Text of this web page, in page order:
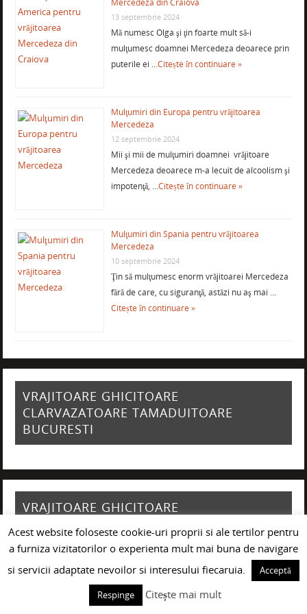
13 septembrie 2024
Mă numesc Olga şi ţin foarte mult să-i
mulţumesc doamnei Mercedeza deoarece prin
puterile ei …Citește în continuare »
Mulţumiri din Europa pentru vrăjitoarea
Mercedeza
12 septembrie 2024
Mii şi mii de mulţumiri doamnei vrăjitoare
Mercedeza deoarece m-a lecuit de alcoolism şi
impotenţă, …Citește în continuare »
Mulţumiri din Spania pentru vrăjitoarea
Mercedeza
10 septembrie 2024
Ţin să mulţumesc enorm vrăjitoarei Mercedeza
fără de care, cu siguranţă, astăzi nu aş mai …
Citește în continuare »
VRAJITOARE GHICITOARE
CLARVAZATOARE TAMADUITOARE
BUCURESTI
VRAJITOARE GHICITOARE
CLARVAZATOARE TAMADUITOARE
PLOIESTI
Acest website foloseste cookie-uri proprii si ale tertilor pentru
a furniza vizitatorilor o experienta mult mai buna de navigare
si servicii adaptate nevoilor si interesului fiecaruia.
Acceptă
Respinge
Citește mai mult